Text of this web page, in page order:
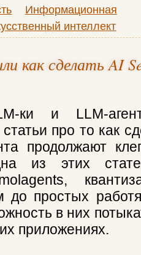
Информационная
интеллект
как сделать AI
ки и LLM-
про то как
продолжают
из этих
до простых
в них
приложениях.